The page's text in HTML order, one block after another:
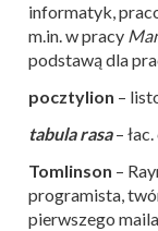
informatyk,
m.in. w pracy
podstawą dla
pocztylion –
tabula rasa–
Tomlinson –
programista,
pierwszego